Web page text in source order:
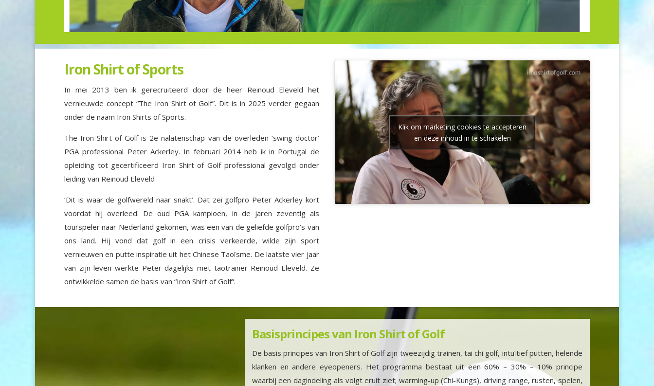
Iron Shirt of Sports
In mei 2013 ben ik gerecruiteerd door de heer Reinoud Eleveld het
vernieuwde concept “The Iron Shirt of Golf”. Dit is in 2025 verder gegaan
onder de naam Iron Shirts of Sports.
The Iron Shirt of Golf is 2e nalatenschap van de overleden ‘swing doctor’
PGA professional Peter Ackerley. In februari 2014 heb ik in Portugal de
opleiding tot gecertificeerd Iron Shirt of Golf professional gevolgd onder
leiding van Reinoud Eleveld
‘Dit is waar de golfwereld naar snakt’. Dat zei golfpro Peter Ackerley kort
voordat hij overleed. De oud PGA kampioen, in de jaren zeventig als
tourspeler naar Nederland gekomen, was een van de geliefde golfpro’s van
ons land. Hij vond dat golf in een crisis verkeerde, wilde zijn sport
vernieuwen en putte inspiratie uit het Chinese Taoïsme. De laatste vier jaar
van zijn leven werkte Peter dagelijks met taotrainer Reinoud Eleveld. Ze
ontwikkelde samen de basis van “Iron Shirt of Golf”.
Klik om marketing cookies te accepteren
en deze inhoud in te schakelen
Basisprincipes van Iron Shirt of Golf
De basis principes van Iron Shirt of Golf zijn tweezijdig trainen, tai chi golf, intuïtief putten, helende
klanken en andere eyeopeners. Het programma bestaat uit een 60% – 30% – 10% principe
waarbij een dagindeling als volgt eruit ziet; warming-up (Chi-Kungs), driving range, rusten, spelen,